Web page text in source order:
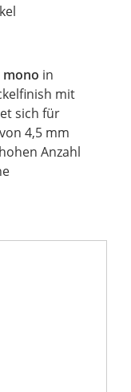
mono in
mit
sich für
4,5 mm
Anzahl